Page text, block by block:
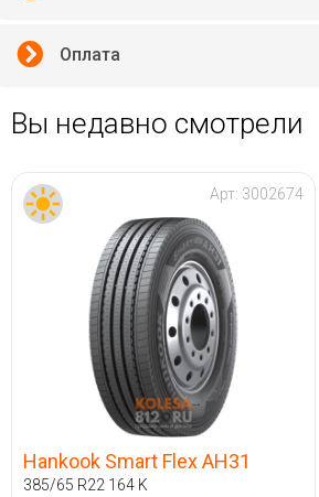
Оплата
Вы недавно смотрели
Арт: 3002674
Hankook Smart Flex AH31
385/65 R22 164 K